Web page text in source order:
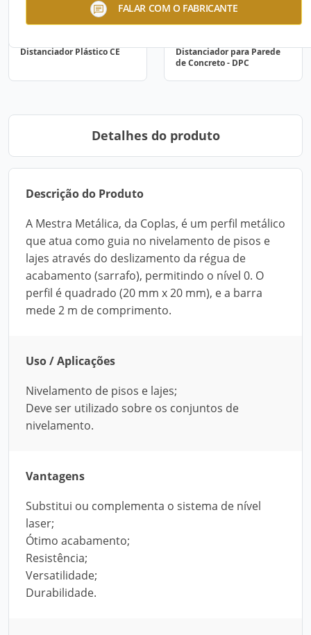
FALAR COM O FABRICANTE
Distanciador Plástico CE
Distanciador para Parede
de Concreto - DPC
Detalhes do produto
Descrição do Produto
A Mestra Metálica, da Coplas, é um perfil metálico
que atua como guia no nivelamento de pisos e
lajes através do deslizamento da régua de
acabamento (sarrafo), permitindo o nível 0. O
perfil é quadrado (20 mm x 20 mm), e a barra
mede 2 m de comprimento.
Uso / Aplicações
Nivelamento de pisos e lajes;
Deve ser utilizado sobre os conjuntos de
nivelamento.
Vantagens
Substitui ou complementa o sistema de nível
laser;
Ótimo acabamento;
Resistência;
Versatilidade;
Durabilidade.